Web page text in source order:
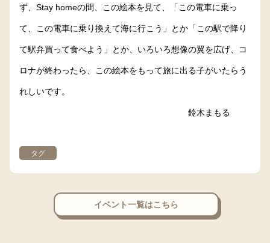
ず、Stay homeの間、この絵本を見て、「この電車に乗っ
て、この電車に乗り換えて海に行こう」とか「この駅で降り
て駅弁買って食べよう」とか、いろいろ想像の翼を広げ、コ
ロナが終わったら、この絵本をもって旅に出る子がいたらう
れしいです。
鈴木まもる
タグ
イベント一覧はこちら